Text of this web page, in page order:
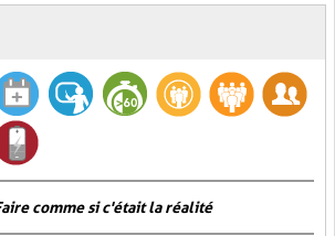
comme si c'était la réalité